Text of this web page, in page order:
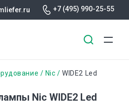
+7 (495) 990-25-55
Nic WIDE2 Led
Nic WIDE2 Led